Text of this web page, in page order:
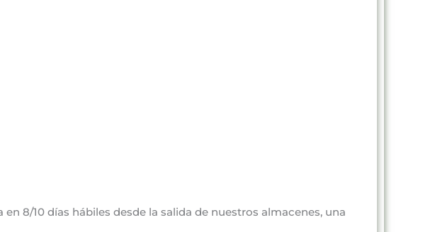
8/10 días hábiles desde la salida de nuestros almacenes, una